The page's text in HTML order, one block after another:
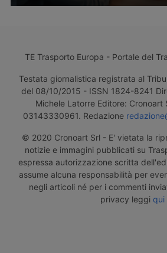
TE Trasporto Europa - Portale del
Testata giornalistica registrata al
del 08/10/2015 - ISSN 1824-8241
Michele Latorre Editore: Cronoart
03143330961. Redazione
© 2020 Cronoart Srl - E' vietata la
notizie e immagini pubblicati su
espressa autorizzazione scritta
assume alcuna responsabilità per
negli articoli né per i commenti
privacy leggi qui